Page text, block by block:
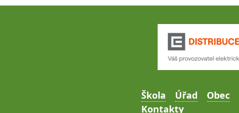
Škola Úřad Obec
Kontakty